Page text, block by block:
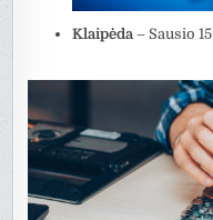
Klaipėda – Sausio